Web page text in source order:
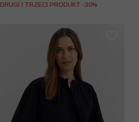
DRUGI I TRZECI PRODUKT -30%